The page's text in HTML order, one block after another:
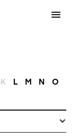
K L M N O